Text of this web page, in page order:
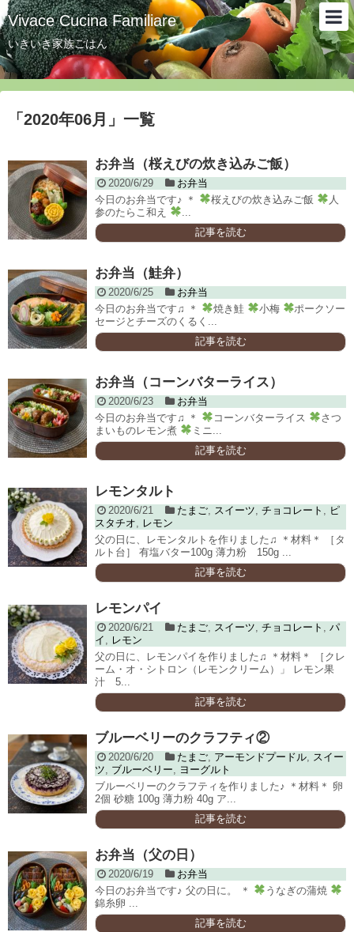
Vivace Cucina Familiare
いきいき家族ごはん
「 2020年06月 」 一覧
お弁当（桜えびの炊き込みご飯）
2020/6/29
お弁当
今日のお弁当です♪ ＊
桜えびの炊き込みご飯
人
参のたらこ和え
記事を読む
お弁当（鮭弁）
2020/6/25
お弁当
今日のお弁当です♫ ＊
焼き鮭 小梅
ポークソー
セージとチーズのくるく...
記事を読む
お弁当（コーンバターライス）
2020/6/23
お弁当
今日のお弁当です♫ ＊
コーンバターライス
さつ
まいものレモン煮
ミニ...
記事を読む
レモンタルト
2020/6/21 たまご, スイーツ チョコレート
ピ
スタチオ
レモン
父の日に、レモンタルトを作りました♫ ＊材料＊ ［タ
ルト台］ 有塩バター100g 薄力粉 150g ...
記事を読む
レモンパイ
2020/6/21 たまご, スイーツ チョコレート
パ
イ
レモン
父の日に、レモンパイを作りました♫ ＊材料＊ ［クレ
ーム・オ・シトロン（レモンクリーム）」 レモン果
汁 5...
記事を読む
ブルーベリーのクラフティ②
2020/6/20 たまご, アーモンドプードル,
スイー
ツ
ブルーベリー
ヨーグルト
ブルーベリーのクラフティを作りました♪ ＊材料＊ 卵
2個 砂糖 100g 薄力粉 40g ア...
記事を読む
お弁当（父の日）
2020/6/19
お弁当
今日のお弁当です♪ 父の日に。 ＊
うなぎの蒲焼
錦糸卵 ...
記事を読む